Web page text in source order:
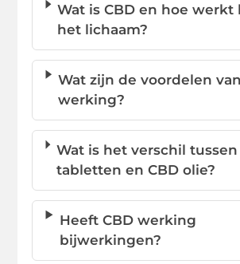
Wat is CBD en hoe werkt
het lichaam?
Wat zijn de voordelen
werking?
Wat is het verschil tussen
tabletten en CBD olie?
Heeft CBD werking
bijwerkingen?